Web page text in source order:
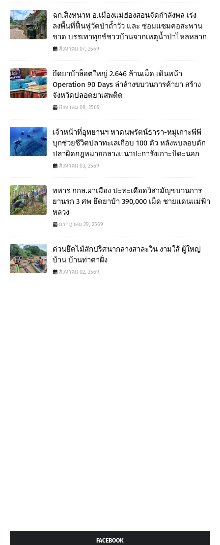
ฉก.สิงหนาท อ.เมืองแม่ฮ่องสอนจัดกำลังพล เร่ง
ลงพื้นที่ฟื้นฟูวัดป่าถ้ำวัว และ ซ่อมแซมคอสะพาน
ขาด บรรเทาทุกข์ชาวบ้านจากเหตุน้ำป่าไหลหลาก
สิงหาคม 07, 2569
ยึดยาบ้าล็อตใหญ่ 2.646 ล้านเม็ด เดินหน้า
Operation 90 Days ล่าล้างขบวนการค้ายา สร้าง
จังหวัดปลอดยาเสพติด
สิงหาคม 08, 2569
เจ้าหน้าที่อุทยานฯ หาดนพรัตน์ธารา-หมู่เกาะพีพี
บุกช่วยชีวิตปลาทะเลเกือบ 100 ตัว หลังพบลอบดัก
ปลาผิดกฎหมายกลางแนวปะการังเกาะบิดะนอก
สิงหาคม 03, 2569
ทหาร กกล.ผาเมือง ปะทะเดือดวิสามัญขบวนการ
ยานรก 3 ศพ ยึดยาบ้า 390,000 เม็ด ชายแดนแม่ฟ้า
หลวง
กรกฎาคม 29, 2569
ด่วนยึดไม้สักปริศนากลางสาละวิน งามใส้ ผู้ใหญ่
บ้าน บ้านท่าตาฝั่ง
สิงหาคม 02, 2569
FACEBOOK